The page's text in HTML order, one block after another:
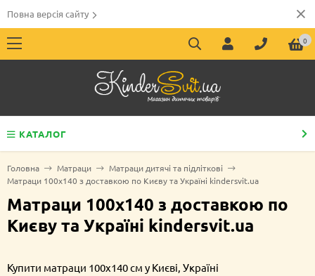
Повна версія сайту
0
КАТАЛОГ
Головна Матраци
Матраци дитячі та підліткові
Матраци 100х140 з доставкою по Києву та Україні kindersvit.ua
Матраци 100х140 з доставкою по
Києву та Україні kindersvit.ua
Купити матраци 100х140 см у Києві, Україні